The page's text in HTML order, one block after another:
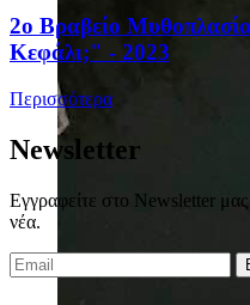
2ο Βραβείο
Κεφάλι;" - 2023
Περισσότερα
Newsletter
Εγγραφείτε στο Newsletter μας
νέα.